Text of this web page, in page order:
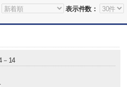
表示件数：
－14